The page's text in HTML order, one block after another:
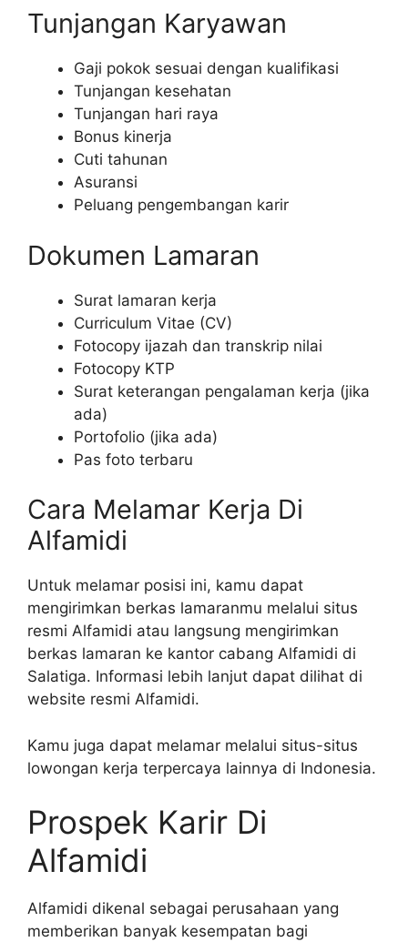
Tunjangan Karyawan
Gaji pokok sesuai dengan kualifikasi
Tunjangan kesehatan
Tunjangan hari raya
Bonus kinerja
Cuti tahunan
Asuransi
Peluang pengembangan karir
Dokumen Lamaran
Surat lamaran kerja
Curriculum Vitae (CV)
Fotocopy ijazah dan transkrip nilai
Fotocopy KTP
Surat keterangan pengalaman kerja (jika
ada)
Portofolio (jika ada)
Pas foto terbaru
Cara Melamar Kerja Di
Alfamidi
Untuk melamar posisi ini, kamu dapat
mengirimkan berkas lamaranmu melalui situs
resmi Alfamidi atau langsung mengirimkan
berkas lamaran ke kantor cabang Alfamidi di
Salatiga. Informasi lebih lanjut dapat dilihat di
website resmi Alfamidi.
Kamu juga dapat melamar melalui situs-situs
lowongan kerja terpercaya lainnya di Indonesia.
Prospek Karir Di
Alfamidi
Alfamidi dikenal sebagai perusahaan yang
memberikan banyak kesempatan bagi